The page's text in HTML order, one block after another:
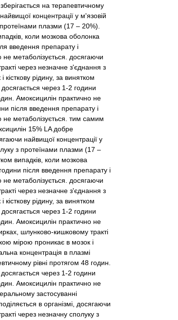
на терапевтичному
концентрації у м'язовій
протеїнами плазми (17 – 20%).
коли мозкова оболонка
введення препарату і
не метаболізується. досягаючи
через незначне з'єднання з
рідину, за винятком
через 1-2 години
Амоксицилін практично не
після введення препарату і
не метаболізується. тим самим
15% LA добре
найвищої концентрації у
з протеїнами плазми (17 –
випадків, коли мозкова
після введення препарату і
не метаболізується. досягаючи
через незначне з'єднання з
рідину, за винятком
через 1-2 години
Амоксицилін практично не
шлунково-кишковому тракті
мірою проникає в мозок і
концентрація в плазмі
рівні протягом 48 годин.
через 1-2 години
Амоксицилін практично не
застосуванні
в організмі, досягаючи
через незначну сполуку з